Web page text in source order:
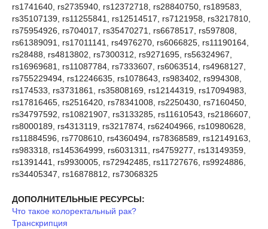
rs1741640, rs2735940, rs12372718, rs28840750, rs189583,
rs35107139, rs11255841, rs12514517, rs7121958, rs3217810,
rs75954926, rs704017, rs35470271, rs6678517, rs597808,
rs61389091, rs17011141, rs4976270, rs6066825, rs11190164,
rs28488, rs4813802, rs7300312, rs9271695, rs56324967,
rs16969681, rs11087784, rs7333607, rs6063514, rs4968127,
rs755229494, rs12246635, rs1078643, rs983402, rs994308,
rs174533, rs3731861, rs35808169, rs12144319, rs17094983,
rs17816465, rs2516420, rs78341008, rs2250430, rs7160450,
rs34797592, rs10821907, rs3133285, rs11610543, rs2186607,
rs8000189, rs4313119, rs3217874, rs62404966, rs10980628,
rs11884596, rs7708610, rs4360494, rs78368589, rs12149163,
rs983318, rs145364999, rs6031311, rs4759277, rs13149359,
rs1391441, rs9930005, rs72942485, rs11727676, rs9924886,
rs34405347, rs16878812, rs73068325
ДОПОЛНИТЕЛЬНЫЕ РЕСУРСЫ:
Что такое колоректальный рак?
Транскрипция